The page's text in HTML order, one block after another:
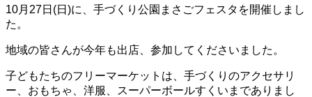
10月27日(日)に、手づくり公園まさごフェスタを開催しまし
た。
地域の皆さんが今年も出店、参加してくださいました。
子どもたちのフリーマーケットは、手づくりのアクセサリ
ー、おもちゃ、洋服、スーパーボールすくいまでありまし